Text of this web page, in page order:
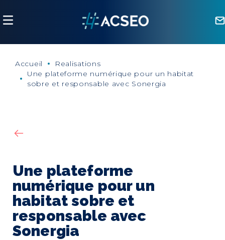
Accueil
Realisations
Une plateforme numérique pour un habitat
sobre et responsable avec Sonergia
Une plateforme
numérique pour un
habitat sobre et
responsable avec
Sonergia